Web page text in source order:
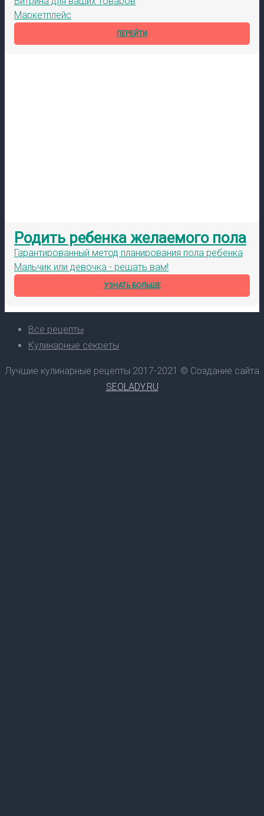
Маркетплейс
ПЕРЕЙТИ
Родить ребенка желаемого пола
Гарантированный метод планирования пола ребенка
Мальчик или девочка - решать вам!
УЗНАТЬ БОЛЬШЕ
Все рецепты
Кулинарные секреты
Лучшие кулинарные рецепты 2017-2021 © Создание сайта
SEOLADY.RU